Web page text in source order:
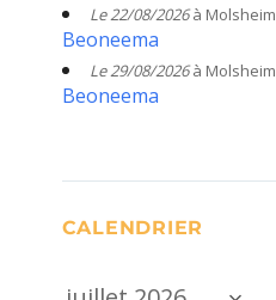
Le 22/08/2026à Molsheim
Beoneema
Le 29/08/2026à Molsheim
Beoneema
CALENDRIER